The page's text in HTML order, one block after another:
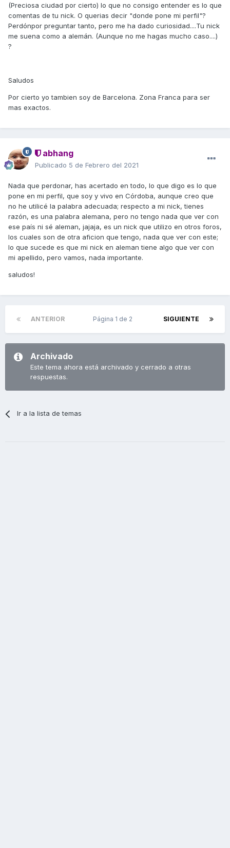
(Preciosa ciudad por cierto) lo que no consigo entender es lo que
comentas de tu nick. O querias decir "donde pone mi perfil"?
Perdónpor preguntar tanto, pero me ha dado curiosidad....Tu nick
me suena como a alemán. (Aunque no me hagas mucho caso....)
?
Saludos
Por cierto yo tambien soy de Barcelona. Zona Franca para ser
mas exactos.
abhang
Publicado 5 de Febrero del 2021
Nada que perdonar, has acertado en todo, lo que digo es lo que
pone en mi perfil, que soy y vivo en Córdoba, aunque creo que
no he utilicé la palabra adecuada; respecto a mi nick, tienes
razón, es una palabra alemana, pero no tengo nada que ver con
ese país ni sé aleman, jajaja, es un nick que utilizo en otros foros,
los cuales son de otra aficion que tengo, nada que ver con este;
lo que sucede es que mi nick en aleman tiene algo que ver con
mi apellido, pero vamos, nada importante.
saludos!
ANTERIOR SIGUIENTE
Página 1 de 2
Archivado
Este tema ahora está archivado y cerrado a otras
respuestas.
Ir a la lista de temas